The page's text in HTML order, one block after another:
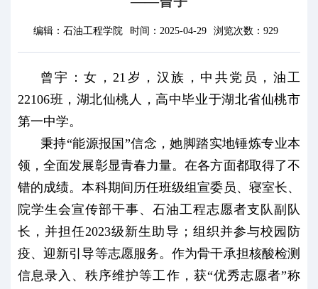
编辑： 石油工程学院 时间： 2025-04-29 浏览次数： 929
曾宇：女，21岁，汉族，中共党员，油工
22106班，湖北仙桃人，高中毕业于湖北省仙桃市
第一中学。
秉持“能源报国”信念，她脚踏实地锤炼专业本
领，全面发展彰显青春力量。在各方面都取得了不
错的成绩。本科期间历任班级组宣委员、寝室长、
院学生会宣传部干事、石油工程志愿者支队副队
长，并担任2023级新生助导；组织并参与校园防
疫、迎新引导等志愿服务。作为骨干承担核酸检测
信息录入、秩序维护等工作，获“优秀志愿者”称